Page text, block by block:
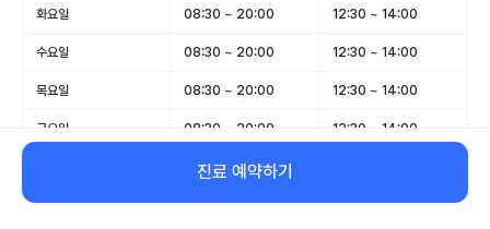
화요일 08:30 ~ 20:00 12:30 ~ 14:00
수요일 08:30 ~ 20:00 12:30 ~ 14:00
목요일 08:30 ~ 20:00 12:30 ~ 14:00
금요일 08:30 ~ 20:00 12:30 ~ 14:00
08:30 ~ 16:00
일요일 09:00 ~ 13:00 -
진료 예약하기